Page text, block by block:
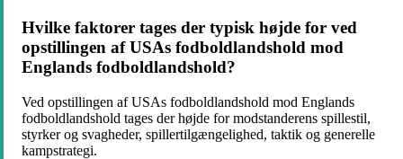
Hvilke faktorer tages der typisk højde for ved
opstillingen af USAs fodboldlandshold mod
Englands fodboldlandshold?
Ved opstillingen af USAs fodboldlandshold mod Englands
fodboldlandshold tages der højde for modstanderens spillestil,
styrker og svagheder, spillertilgængelighed, taktik og generelle
kampstrategi.